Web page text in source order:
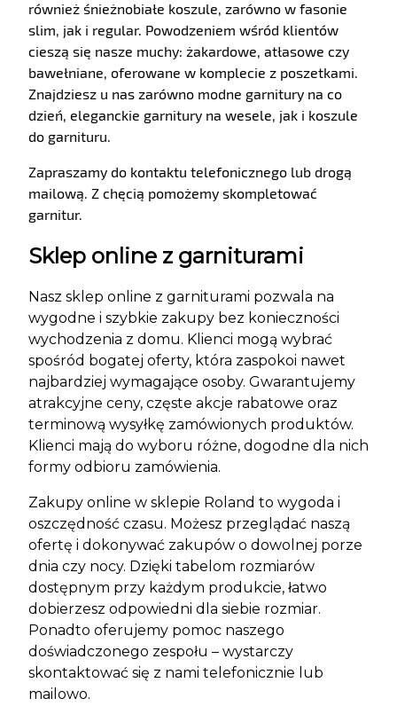
również śnieżnobiałe koszule, zarówno w fasonie
slim, jak i regular. Powodzeniem wśród klientów
cieszą się nasze muchy: żakardowe, atłasowe czy
bawełniane, oferowane w komplecie z poszetkami.
Znajdziesz u nas zarówno modne garnitury na co
dzień, eleganckie garnitury na wesele, jak i koszule
do garnituru.
Zapraszamy do kontaktu telefonicznego lub drogą
mailową. Z chęcią pomożemy skompletować
garnitur.
Sklep online z garniturami
Nasz sklep online z garniturami pozwala na
wygodne i szybkie zakupy bez konieczności
wychodzenia z domu. Klienci mogą wybrać
spośród bogatej oferty, która zaspokoi nawet
najbardziej wymagające osoby. Gwarantujemy
atrakcyjne ceny, częste akcje rabatowe oraz
terminową wysyłkę zamówionych produktów.
Klienci mają do wyboru różne, dogodne dla nich
formy odbioru zamówienia.
Zakupy online w sklepie Roland to wygoda i
oszczędność czasu. Możesz przeglądać naszą
ofertę i dokonywać zakupów o dowolnej porze
dnia czy nocy. Dzięki tabelom rozmiarów
dostępnym przy każdym produkcie, łatwo
dobierzesz odpowiedni dla siebie rozmiar.
Ponadto oferujemy pomoc naszego
doświadczonego zespołu – wystarczy
skontaktować się z nami telefonicznie lub
mailowo.